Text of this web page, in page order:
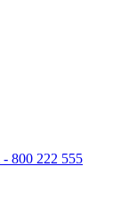
- 800 222 555